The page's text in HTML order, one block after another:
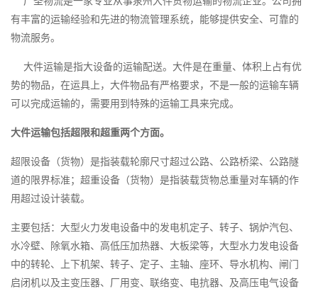
有丰富的运输经验和先进的物流管理系统，能够提供安全、可靠的
物流服务。
大件运输是指大设备的运输配送。大件是在重量、体积上占有优
势的物品，在运具上，大件物品有严格要求，不是一般的运输车辆
可以完成运输的，需要用到特殊的运输工具来完成。
大件运输包括超限和超重两个方面。
超限设备（货物）是指装载轮廓尺寸超过公路、公路桥梁、公路隧
道的限界标准；超重设备（货物）是指装载货物总重量对车辆的作
用超过设计装载。
主要包括：大型火力发电设备中的发电机定子、转子、锅炉汽包、
水冷壁、除氧水箱、高低压加热器、大板梁等，大型水力发电设备
中的转轮、上下机架、转子、定子、主轴、座环、导水机构、闸门
启闭机以及主变压器、厂用变、联络变、电抗器、及高压电气设备